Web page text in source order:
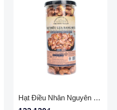
Hạt Điều Nhân Nguyên – Nguyên Chất Tự Nhiên, Dinh Dưỡng Đầy Đủ - WHOLE CASHEW The Nuts Valley